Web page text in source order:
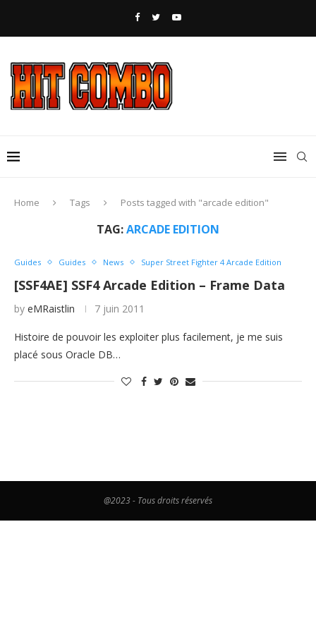
Home Tags Posts tagged with "arcade edition"
TAG:ARCADE EDITION
Guides Guides News Super Street Fighter 4 Arcade Edition
[SSF4AE] SSF4 Arcade Edition – Frame Data
by eMRaistlin 7 juin 2011
Histoire de pouvoir les exploiter plus facilement, je me suis
placé sous Oracle DB…
@2023 - Tous droits réservés